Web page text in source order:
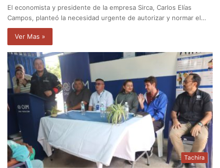
El economista y presidente de la empresa Sirca, Carlos Elías
Campos, planteó la necesidad urgente de autorizar y normar el…
Ver Mas »
Tachira